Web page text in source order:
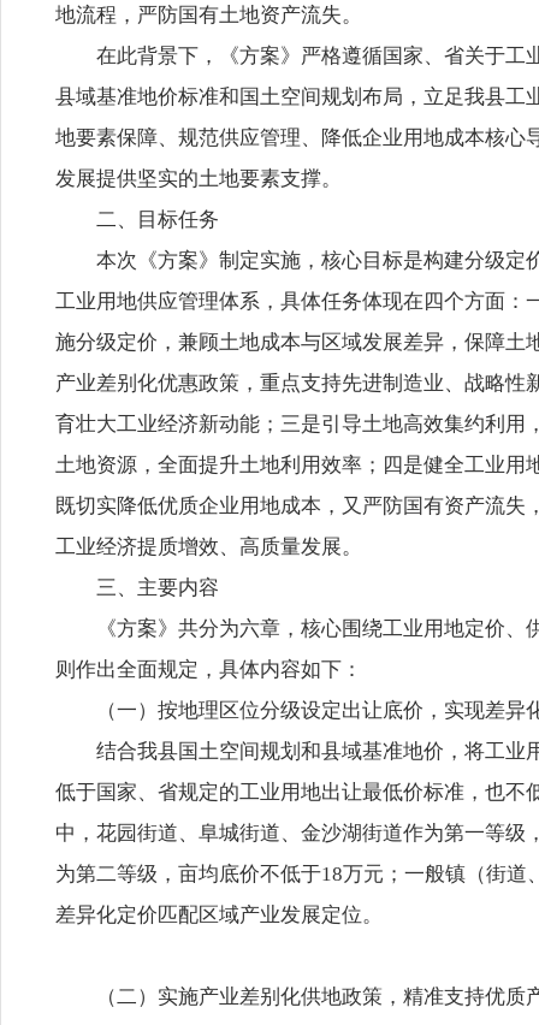
地流程，严防国有土地资产流失。
在此背景下，《方案》严格遵循国家、省关于
县域基准地价标准和国土空间规划布局，立足我县
地要素保障、规范供应管理、降低企业用地成本核
发展提供坚实的土地要素支撑。
二、目标任务
本次《方案》制定实施，核心目标是构建分级
工业用地供应管理体系，具体任务体现在四个方面
施分级定价，兼顾土地成本与区域发展差异，保障
产业差别化优惠政策，重点支持先进制造业、战略
育壮大工业经济新动能；三是引导土地高效集约利
土地资源，全面提升土地利用效率；四是健全工业
既切实降低优质企业用地成本，又严防国有资产流
工业经济提质增效、高质量发展。
三、主要内容
《方案》共分为六章，核心围绕工业用地定价
则作出全面规定，具体内容如下：
（一）按地理区位分级设定出让底价，实现差异
结合我县国土空间规划和县域基准地价，将工
低于国家、省规定的工业用地出让最低价标准，也
中，花园街道、阜城街道、金沙湖街道作为第一等
为第二等级，亩均底价不低于18万元；一般镇（街
差异化定价匹配区域产业发展定位。
（二）实施产业差别化供地政策，精准支持优质